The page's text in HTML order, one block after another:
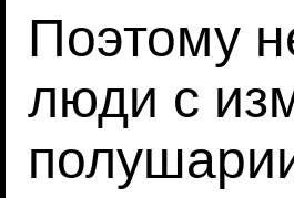
Поэтому
люди с